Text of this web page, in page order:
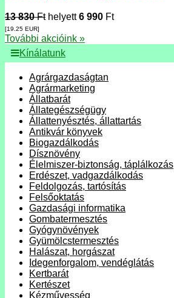
13 830 Fthelyett6 990 Ft
[19.25 EUR]
További akcióink »
Kínálatunk
Agrárgazdaságtan
Agrármarketing
Állatbarát
Állategészségügy
Állattenyésztés, állattartás
Antikvár könyvek
Biogazdálkodás
Dísznövény
Élelmiszer-biztonság, táplálkozás
Erdészet, vadgazdálkodás
Feldolgozás, tartósítás
Felsőoktatás
Gazdasági informatika
Gombatermesztés
Gyógynövények
Gyümölcstermesztés
Halászat, horgászat
Idegenforgalom, vendéglátás
Kertbarát
Kertészet
Kézművesség